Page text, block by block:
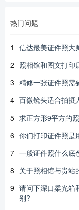
热门问题
1
信达最美证件照大
2 照相馆和图文打印
3 精修一张证件照需
4 百微镜头适合拍摄
5 求正方形9平方的
6 你们打印证件照是
7 一般证件照什么底
8 关于照相馆与贵站
9 请问下深口柔光箱
别?